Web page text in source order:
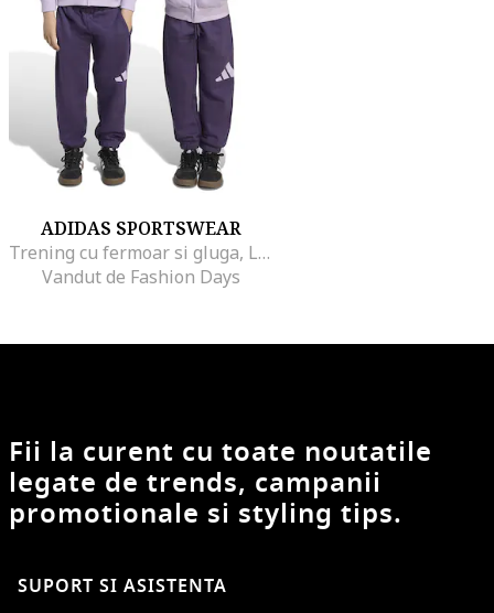
ADIDAS SPORTSWEAR
Trening cu fermoar si gluga, Lila/Ametist
Vandut de Fashion Days
Fii la curent cu toate noutatile
legate de trends, campanii
promotionale si styling tips.
SUPORT SI ASISTENTA